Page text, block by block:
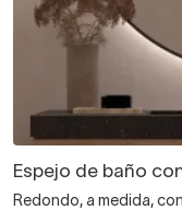
Espejo de baño
Redondo, a medida,